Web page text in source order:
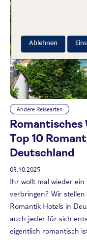
Andere Reisearten
Romantisches
Top 10
Deutschland
03.10.2025
Ihr wollt mal wieder
verbringen? Wir
Romantik Hotels in
auch jeder für sich
eigentlich romantisch
Ablehnen